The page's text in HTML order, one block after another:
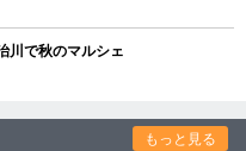
川で秋のマルシェ
もっと見る